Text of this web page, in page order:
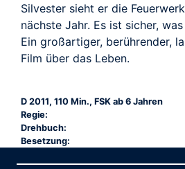
Silvester sieht er die
nächste Jahr. Es ist sicher,
Ein großartiger, berührender,
Film über das Leben.
D 2011, 110 Min., FSK ab 6 Jahren
Regie:
Drehbuch:
Besetzung: